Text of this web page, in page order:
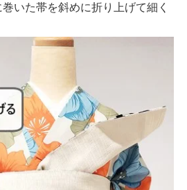
いた帯を斜めに折り上げて細く